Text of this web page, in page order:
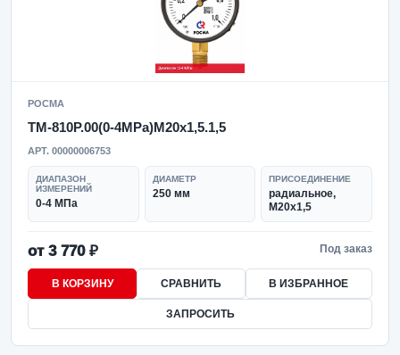
РОСМА
ТМ-810Р.00(0-4MPa)M20x1,5.1,5
АРТ. 00000006753
ДИАПАЗОН
ИЗМЕРЕНИЙ
0-4 МПа
ДИАМЕТР
250 мм
ПРИСОЕДИНЕНИЕ
радиальное,
M20x1,5
от 3 770 ₽ Под заказ
В КОРЗИНУ СРАВНИТЬ В ИЗБРАННОЕ
ЗАПРОСИТЬ